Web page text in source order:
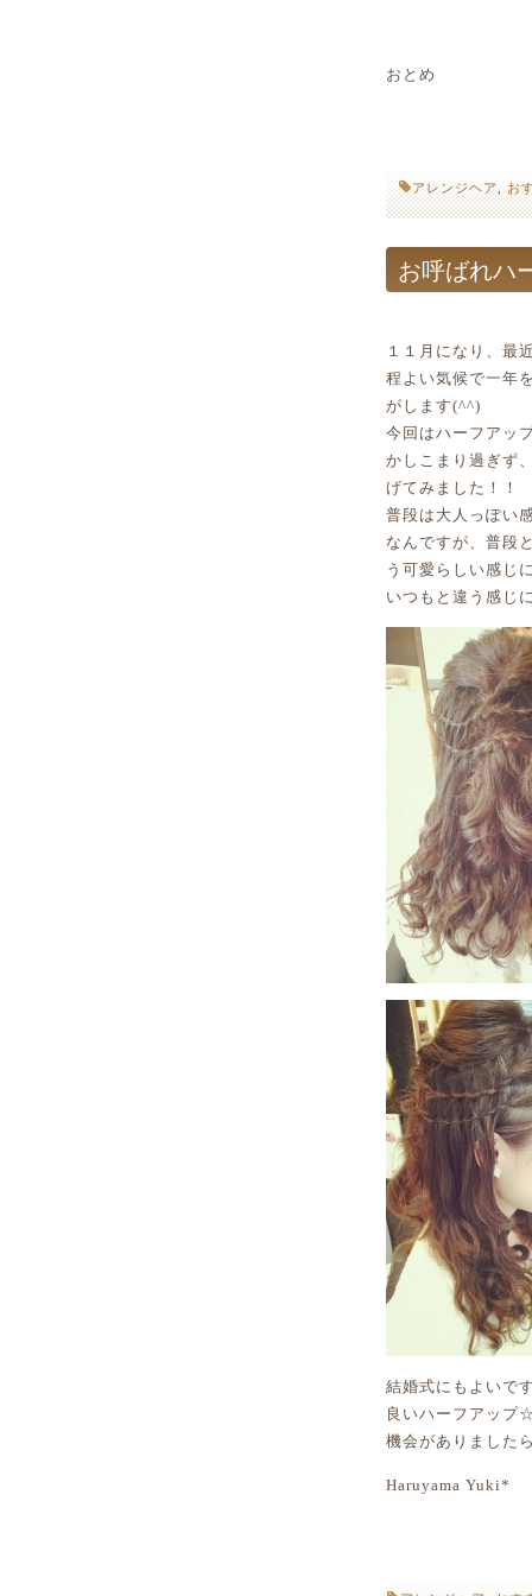
おとめ
アレンジヘア お
お呼ばれハ
１１月になり、最
程よい気候で一年
がします(^^)
今回はハーフアッ
かしこまり過ぎず
げてみました！！
普段は大人っぽい
なんですが、普段
う可愛らしい感じ
いつもと違う感じ
結婚式にもよいで
良いハーフアップ
機会がありました
Haruyama Yuki*